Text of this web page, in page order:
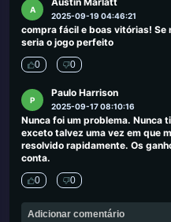
A
2025-09-19 04:46:21
compra fácil e boas vitórias! Se
seria o jogo perfeito
0 0
P
Paulo Harrison
2025-09-17 08:10:16
Nunca foi um problema. Nunca
exceto talvez uma vez em que
resolvido rapidamente. Os
conta.
0 0